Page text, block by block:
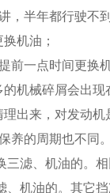
，半年都行驶不
机油；
前一点时间更换
机械碎屑会出现
出来，对发动机
养的周期也不同
三滤、机油的。
、机油的。其它